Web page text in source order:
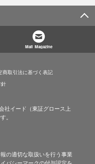
Mail Magazine
商取引法に基づく表記
社イード（東証グロース上
。
の適切な取扱いを行う事業